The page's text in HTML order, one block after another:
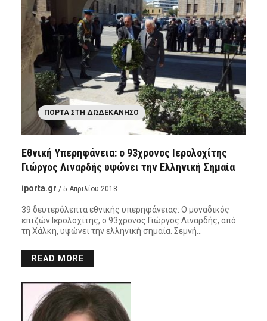
ΠΌΡΤΑ ΣΤΗ ΔΩΔΕΚΆΝΗΣΟ
Εθνική Υπερηφάνεια: ο 93χρονος Ιερολοχίτης
Γιώργος Λιναρδής υψώνει την Ελληνική Σημαία
iporta.gr / 5 Απριλίου 2018
39 δευτερόλεπτα εθνικής υπερηφάνειας: O μοναδικός
επιζών Ιερολοχίτης, ο 93χρονος Γιώργος Λιναρδής, από
τη Χάλκη, υψώνει την ελληνική σημαία. Σεμνή…
READ MORE